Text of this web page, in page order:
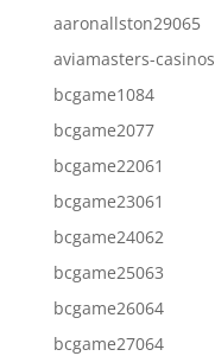
aaronallston29065
aviamasters-casinos
bcgame1084
bcgame2077
bcgame22061
bcgame23061
bcgame24062
bcgame25063
bcgame26064
bcgame27064